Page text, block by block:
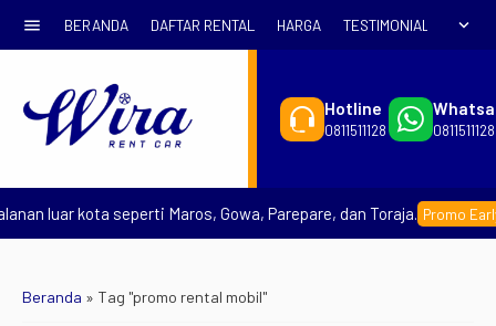
menu BERANDA DAFTAR RENTAL HARGA TESTIMONIAL expand_more
Hotline
0811511128 0811511128
luar kota seperti Maros, Gowa, Parepare, dan Toraja. Promo Early
Beranda » Tag "promo rental mobil"